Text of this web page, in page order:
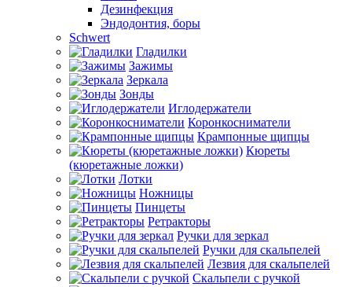
Дезинфекция
Эндодонтия, боры
Schwert
Гладилки
Зажимы
Зеркала
Зонды
Иглодержатели
Коронкосниматели
Крампонные щипцы
Кюреты
(кюретажные ложки)
Лотки
Ножницы
Пинцеты
Ретракторы
Ручки для зеркал
Ручки для скальпелей
Лезвия для скальпелей
Скальпели с ручкой